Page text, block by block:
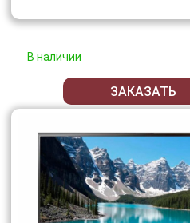
В наличии
ЗАКАЗАТЬ